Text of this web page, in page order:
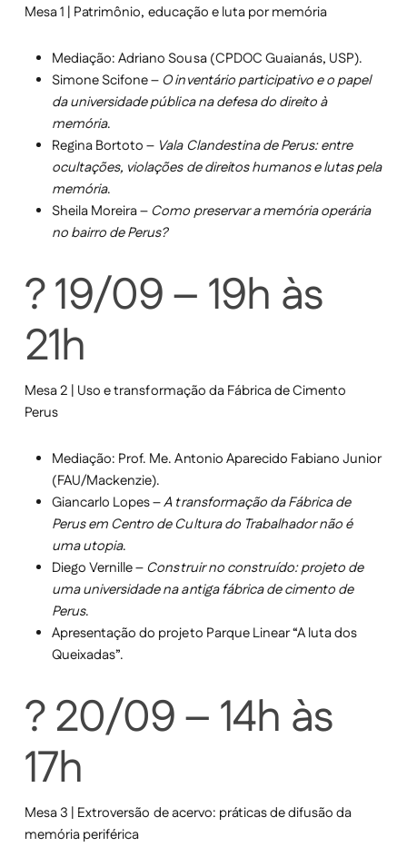
Mesa 1 | Patrimônio, educação e luta por memória
Mediação: Adriano Sousa (CPDOC Guaianás, USP).
Simone Scifone –O inventário participativo e o papel
da universidade pública na defesa do direito à
memória.
Regina Bortoto – Vala Clandestina de Perus: entre
ocultações, violações de direitos humanos e lutas pela
memória.
Sheila Moreira –Como preservar a memória operária
no bairro de Perus?
? 19/09 – 19h às
21h
Mesa 2 | Uso e transformação da Fábrica de Cimento
Perus
Mediação: Prof. Me. Antonio Aparecido Fabiano Junior
(FAU/Mackenzie).
Giancarlo Lopes –A transformação da Fábrica de
Perus em Centro de Cultura do Trabalhador não é
uma utopia.
Diego Vernille –Construir no construído: projeto de
uma universidade na antiga fábrica de cimento de
Perus.
Apresentação do projeto Parque Linear “A luta dos
Queixadas”.
? 20/09 – 14h às
17h
Mesa 3 | Extroversão de acervo: práticas de difusão da
memória periférica